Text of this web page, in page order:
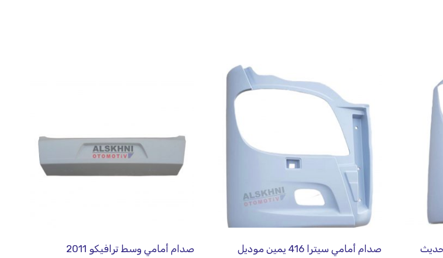
صدام أمامي سيترا 416 يمين موديل
صدام أمامي وسط ترافيكو 2011